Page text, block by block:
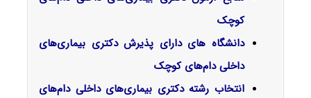
کوچک
دانشگاه های دارای پذیرش دکتری بیماری‌های
داخلی دام‌های کوچک
انتخاب رشته دکتری بیماری‌های داخلی دام‌های